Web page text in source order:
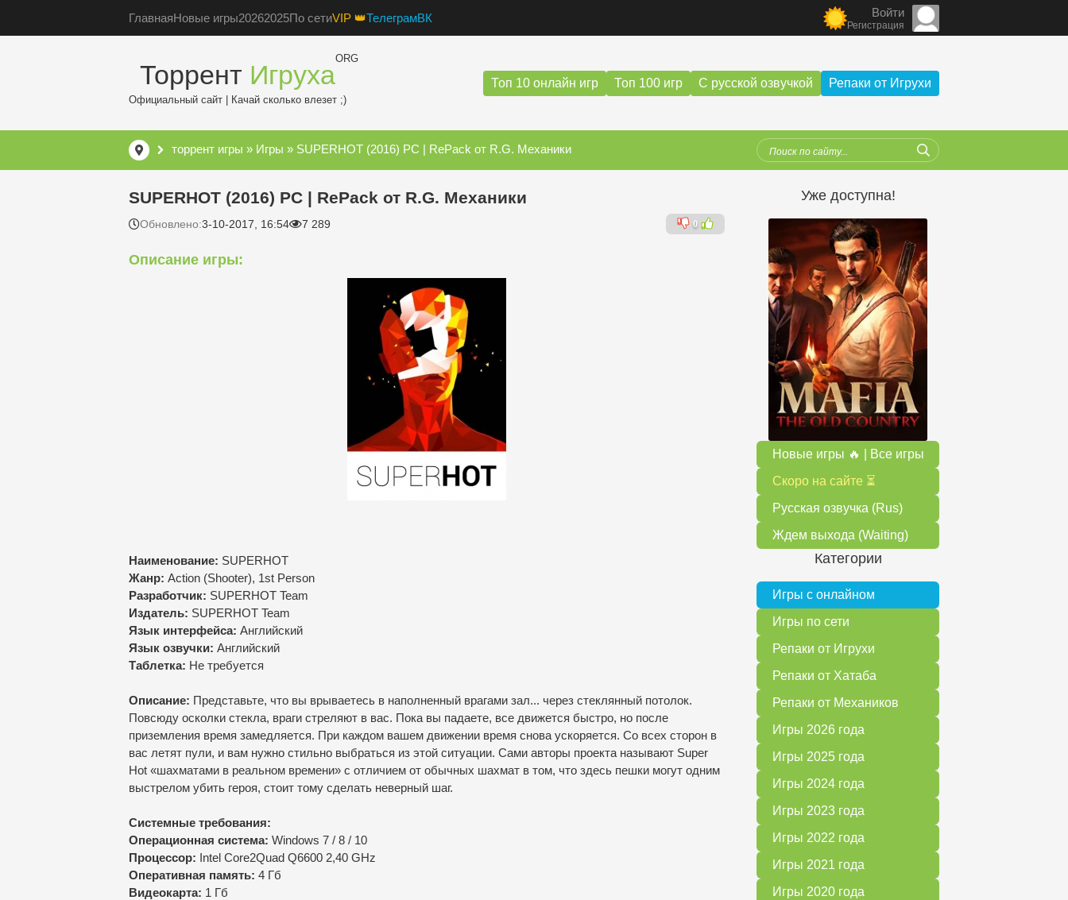
ГлавнаяНовые игры20262025По сетиVIP 👑ТелеграмВК Войти
Регистрация
Торрент Игруха
ORG
Официальный сайт | Качай сколько влезет ;)
Топ 10 онлайн игр Топ 100 игр С русской озвучкой Репаки от Игрухи
торрент игры » Игры » SUPERHOT (2016) PC | RePack от R.G. Механики
SUPERHOT (2016) PC | RePack от R.G. Механики
Обновлено:3-10-2017, 16:54 7 289 0
Описание игры:
Наименование: SUPERHOT
Жанр: Action (Shooter), 1st Person
Разработчик: SUPERHOT Team
Издатель: SUPERHOT Team
Язык интерфейса: Английский
Язык озвучки: Английский
Таблетка: Нe требуется
Описание: Представьте, что вы врываетесь в наполненный врагами зал... через стеклянный потолок.
Повсюду осколки стекла, враги стреляют в вас. Пока вы падаете, все движется быстро, но после
приземления время замедляется. При каждом вашем движении время снова ускоряется. Со всех сторон в
вас летят пули, и вам нужно стильно выбраться из этой ситуации. Сами авторы проекта называют Super
Hot «шахматами в реальном времени» с отличием от обычных шахмат в том, что здесь пешки могут одним
выстрелом убить героя, стоит тому сделать неверный шаг.
Cистемные требования:
Операционная система: Windows 7 / 8 / 10
Процессор: Intel Core2Quad Q6600 2,40 GHz
Оперативная память: 4 Гб
Видеокарта: 1 Гб
Уже доступна!
Новые игры 🔥 | Все игры
Скоро на сайте ⏳
Русская озвучка (Rus)
Ждем выхода (Waiting)
Категории
Игры с онлайном
Игры по сети
Репаки от Игрухи
Репаки от Хатаба
Репаки от Механиков
Игры 2026 года
Игры 2025 года
Игры 2024 года
Игры 2023 года
Игры 2022 года
Игры 2021 года
Игры 2020 года